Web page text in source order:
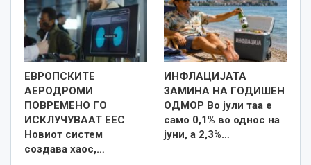
ЕВРОПСКИТЕ
АЕРОДРОМИ
ПОВРЕМЕНО ГО
ИСКЛУЧУВААТ ЕЕС
Новиот систем
создава хаос,…
ИНФЛАЦИЈАТА
ЗАМИНА НА ГОДИШЕН
ОДМОР Во јули таа е
само 0,1% во однос на
јуни, а 2,3%…